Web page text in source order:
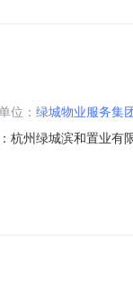
位： 绿城物业服务集
州绿城滨和置业
号地块”（晓月和风